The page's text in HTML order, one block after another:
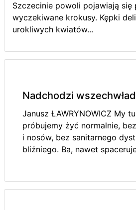
Szczecinie powoli pojawiają się
wyczekiwane krokusy. Kępki
urokliwych kwiatów...
Nadchodzi
Janusz ŁAWRYNOWICZ My
próbujemy żyć normalnie,
i nosów, bez sanitarnego
bliźniego. Ba, nawet